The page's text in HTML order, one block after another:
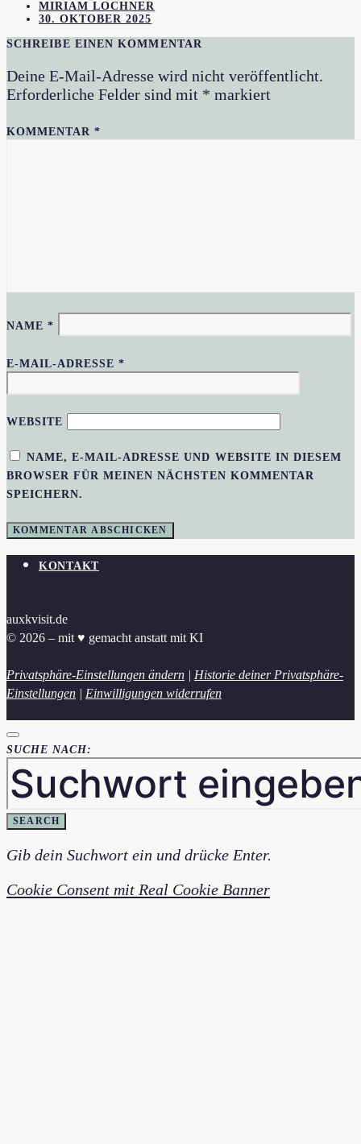
MIRIAM LOCHNER
30. OKTOBER 2025
SCHREIBE EINEN KOMMENTAR
Deine E-Mail-Adresse wird nicht veröffentlicht.
Erforderliche Felder sind mit * markiert
KOMMENTAR*
NAME*
E-MAIL-ADRESSE*
WEBSITE
NAME, E-MAIL-ADRESSE UND WEBSITE IN DIESEM
BROWSER FÜR MEINEN NÄCHSTEN KOMMENTAR
SPEICHERN.
KONTAKT
auxkvisit.de
© 2026 – mit ♥︎ gemacht anstatt mit KI
Privatsphäre-Einstellungen ändern | Historie deiner Privatsphäre-
Einstellungen | Einwilligungen widerrufen
SUCHE NACH:
SEARCH
Gib dein Suchwort ein und drücke Enter.
Cookie Consent mit Real Cookie Banner